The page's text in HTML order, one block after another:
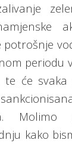
potrošnje
periodu
će svaka
Molimo
kako